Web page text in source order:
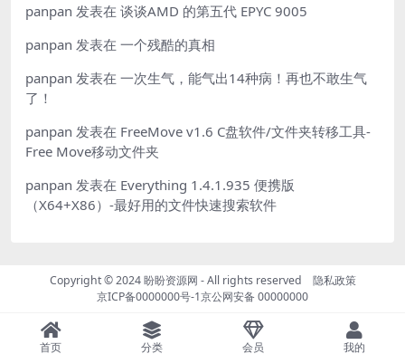
panpan 发表在 谈谈AMD 的第五代 EPYC 9005
panpan 发表在 一个残酷的真相
panpan 发表在 一次生气，能气出14种病！再也不敢生气
了！
panpan 发表在 FreeMove v1.6 C盘软件/文件夹转移工具-
Free Move移动文件夹
panpan 发表在 Everything 1.4.1.935 便携版
（X64+X86）-最好用的文件快速搜索软件
Copyright © 2024盼盼资源网 - All rights reserved 隐私政策
京ICP备0000000号-1京公网安备 00000000
首页 分类 会员 我的